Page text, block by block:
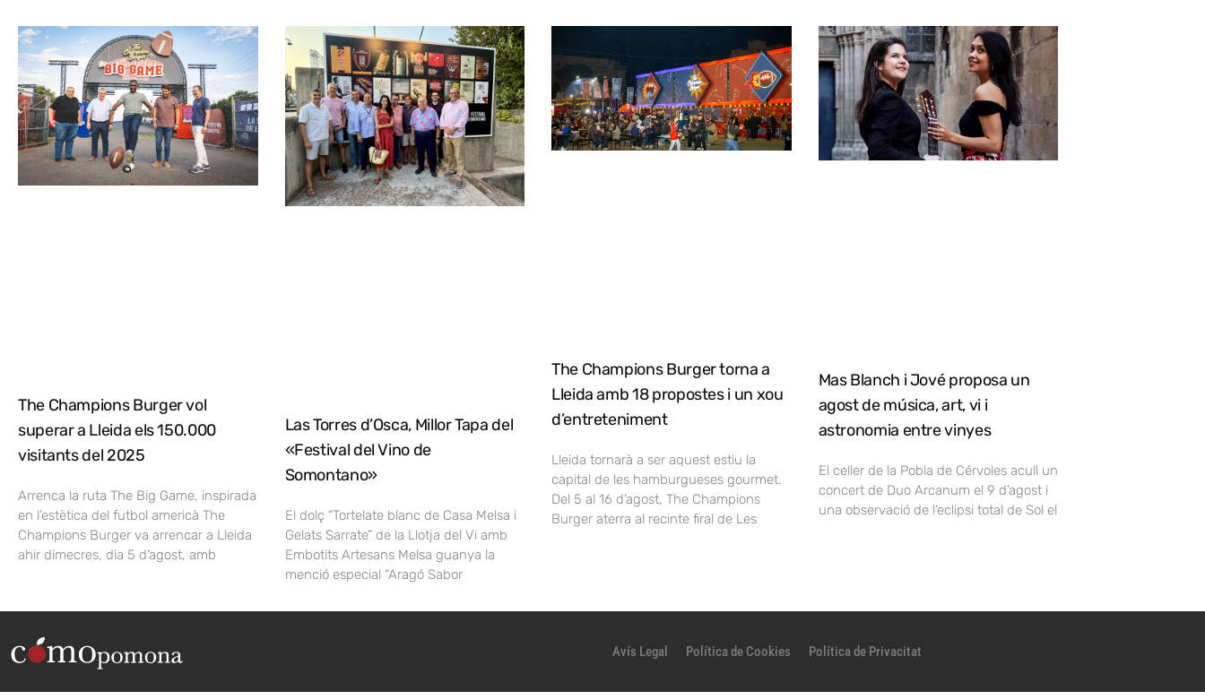
The Champions Burger vol
superar a Lleida els 150.000
visitants del 2025
Arrenca la ruta The Big Game, inspirada
en l’estètica del futbol americà The
Champions Burger va arrencar a Lleida
ahir dimecres, dia 5 d’agost, amb
Las Torres d’Osca, Millor Tapa del
«Festival del Vino de
Somontano»
El dolç “Tortelate blanc de Casa Melsa i
Gelats Sarrate” de la Llotja del Vi amb
Embotits Artesans Melsa guanya la
menció especial “Aragó Sabor
The Champions Burger torna a
Lleida amb 18 propostes i un xou
d’entreteniment
Lleida tornarà a ser aquest estiu la
capital de les hamburgueses gourmet.
Del 5 al 16 d’agost, The Champions
Burger aterra al recinte firal de Les
Mas Blanch i Jové proposa un
agost de música, art, vi i
astronomia entre vinyes
El celler de la Pobla de Cérvoles acull un
concert de Duo Arcanum el 9 d’agost i
una observació de l’eclipsi total de Sol el
Avís Legal Política de Cookies Política de Privacitat